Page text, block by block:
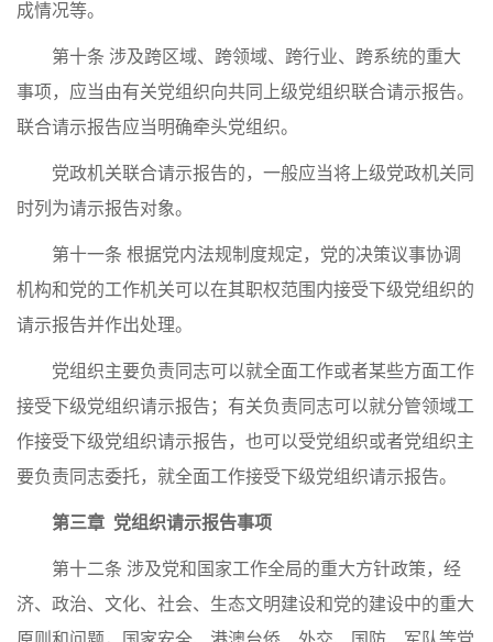
成情况等。
第十条 涉及跨区域、跨领域、跨行业、跨系统的重大
事项，应当由有关党组织向共同上级党组织联合请示报告。
联合请示报告应当明确牵头党组织。
党政机关联合请示报告的，一般应当将上级党政机关同
时列为请示报告对象。
第十一条 根据党内法规制度规定，党的决策议事协调
机构和党的工作机关可以在其职权范围内接受下级党组织的
请示报告并作出处理。
党组织主要负责同志可以就全面工作或者某些方面工作
接受下级党组织请示报告；有关负责同志可以就分管领域工
作接受下级党组织请示报告，也可以受党组织或者党组织主
要负责同志委托，就全面工作接受下级党组织请示报告。
第三章 党组织请示报告事项
第十二条 涉及党和国家工作全局的重大方针政策，经
济、政治、文化、社会、生态文明建设和党的建设中的重大